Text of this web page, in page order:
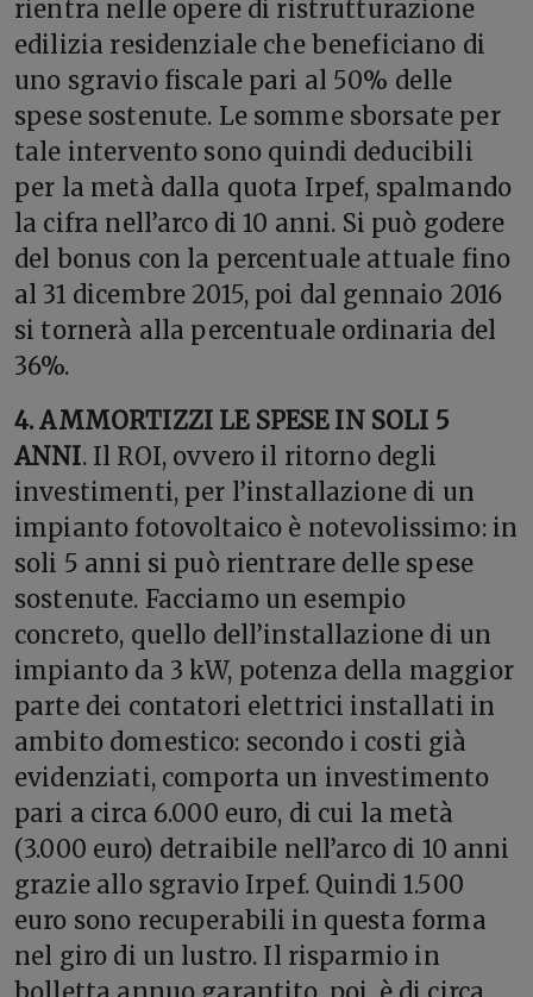
rientra nelle opere di ristrutturazione
edilizia residenziale che beneficiano di
uno sgravio fiscale pari al 50% delle
spese sostenute. Le somme sborsate per
tale intervento sono quindi deducibili
per la metà dalla quota Irpef, spalmando
la cifra nell’arco di 10 anni. Si può godere
del bonus con la percentuale attuale fino
al 31 dicembre 2015, poi dal gennaio 2016
si tornerà alla percentuale ordinaria del
36%.
4. AMMORTIZZI LE SPESE IN SOLI 5
ANNI. Il ROI, ovvero il ritorno degli
investimenti, per l’installazione di un
impianto fotovoltaico è notevolissimo: in
soli 5 anni si può rientrare delle spese
sostenute. Facciamo un esempio
concreto, quello dell’installazione di un
impianto da 3 kW, potenza della maggior
parte dei contatori elettrici installati in
ambito domestico: secondo i costi già
evidenziati, comporta un investimento
pari a circa 6.000 euro, di cui la metà
(3.000 euro) detraibile nell’arco di 10 anni
grazie allo sgravio Irpef. Quindi 1.500
euro sono recuperabili in questa forma
nel giro di un lustro. Il risparmio in